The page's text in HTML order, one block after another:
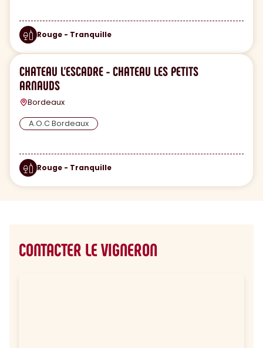
Rouge - Tranquille
CHATEAU L'ESCADRE - CHATEAU LES PETITS
ARNAUDS
Bordeaux
A.O.C Bordeaux
Rouge - Tranquille
CONTACTER LE VIGNERON